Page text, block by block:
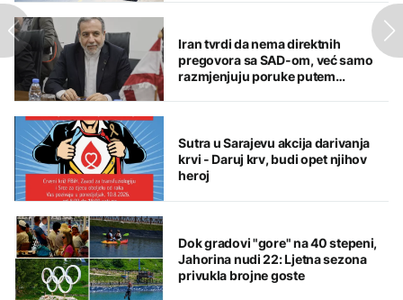
Iran tvrdi da nema direktnih
pregovora sa SAD-om, već samo
razmjenjuju poruke putem
Sutra u Sarajevu akcija darivanja
krvi - Daruj krv, budi opet njihov
heroj
Dok gradovi "gore" na 40 stepeni,
Jahorina nudi 22: Ljetna sezona
privukla brojne goste